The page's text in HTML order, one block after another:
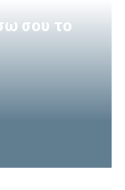
σου το